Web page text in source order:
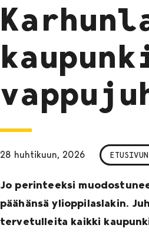
28 huhtikuun, 2026
Jo perinteeksi
päähänsä ylioppilaslakin.
tervetulleita kaikki